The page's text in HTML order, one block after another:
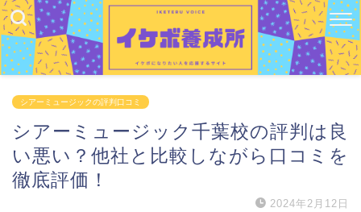
シアーミュージックの評判口コミ
シアーミュージック千葉校の評判は良
い悪い？他社と比較しながら口コミを
徹底評価！
2024年2月12日